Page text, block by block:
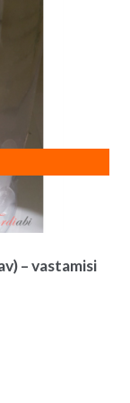
– vastamisi